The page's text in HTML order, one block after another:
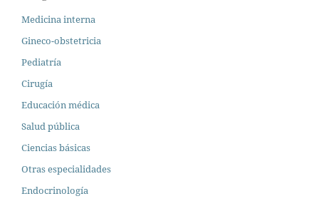
Medicina interna
Gineco-obstetricia
Pediatría
Cirugía
Educación médica
Salud pública
Ciencias básicas
Otras especialidades
Endocrinología